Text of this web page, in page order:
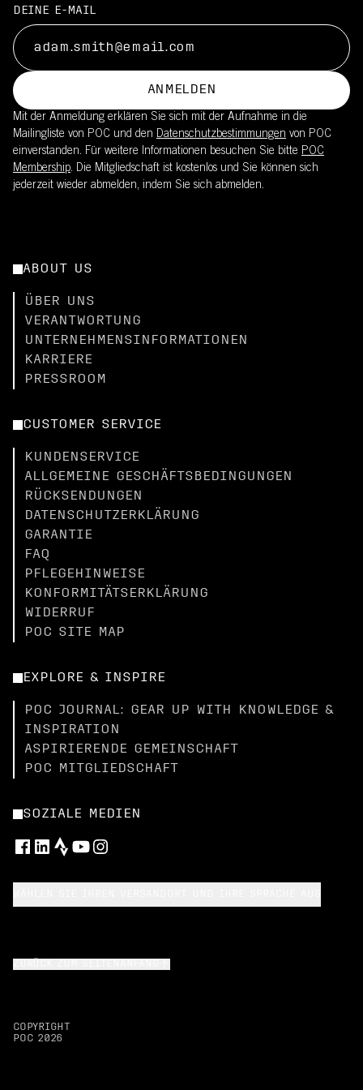
DEINE E-MAIL
ANMELDEN
Mit der Anmeldung erklären Sie sich mit der Aufnahme in die
Mailingliste von POC und den Datenschutzbestimmungen von POC
einverstanden. Für weitere Informationen besuchen Sie bitte POC
Membership. Die Mitgliedschaft ist kostenlos und Sie können sich
jederzeit wieder abmelden, indem Sie sich abmelden.
ABOUT US
ÜBER UNS
VERANTWORTUNG
UNTERNEHMENSINFORMATIONEN
KARRIERE
PRESSROOM
CUSTOMER SERVICE
KUNDENSERVICE
ALLGEMEINE GESCHÄFTSBEDINGUNGEN
RÜCKSENDUNGEN
DATENSCHUTZERKLÄRUNG
GARANTIE
FAQ
PFLEGEHINWEISE
KONFORMITÄTSERKLÄRUNG
WIDERRUF
POC SITE MAP
EXPLORE & INSPIRE
POC JOURNAL: GEAR UP WITH KNOWLEDGE &
INSPIRATION
ASPIRIERENDE GEMEINSCHAFT
POC MITGLIEDSCHAFT
SOZIALE MEDIEN
COPYRIGHT
POC 2026